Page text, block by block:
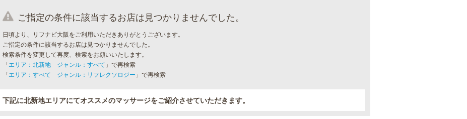
ご指定の条件に該当するお店は見つかりませんでした。
日頃より、リフナビ大阪をご利用いただきありがとうございます。
ご指定の条件に該当するお店は見つかりませんでした。
検索条件を変更して再度、検索をお願いいたします。
「エリア：北新地 ジャンル：すべて 」で再検索
「エリア：すべて ジャンル：リフレクソロジー 」で再検索
下記に北新地エリアにてオススメのマッサージをご紹介させていただきます。